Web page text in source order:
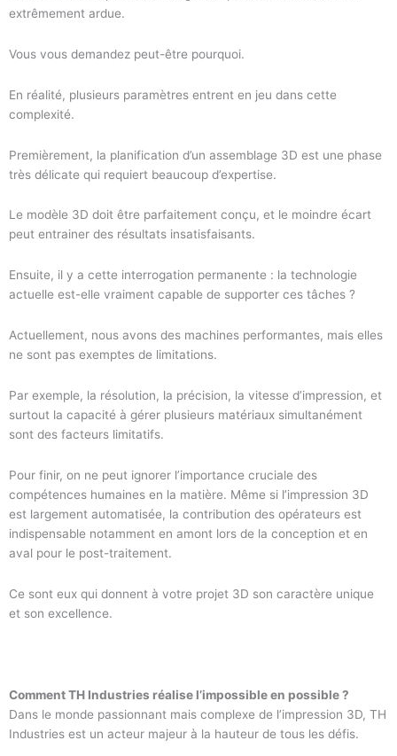
extrêmement ardue.
Vous vous demandez peut-être pourquoi.
En réalité, plusieurs paramètres entrent en jeu dans cette
complexité.
Premièrement, la planification d’un assemblage 3D est une phase
très délicate qui requiert beaucoup d’expertise.
Le modèle 3D doit être parfaitement conçu, et le moindre écart
peut entrainer des résultats insatisfaisants.
Ensuite, il y a cette interrogation permanente : la technologie
actuelle est-elle vraiment capable de supporter ces tâches ?
Actuellement, nous avons des machines performantes, mais elles
ne sont pas exemptes de limitations.
Par exemple, la résolution, la précision, la vitesse d’impression, et
surtout la capacité à gérer plusieurs matériaux simultanément
sont des facteurs limitatifs.
Pour finir, on ne peut ignorer l’importance cruciale des
compétences humaines en la matière. Même si l’impression 3D
est largement automatisée, la contribution des opérateurs est
indispensable notamment en amont lors de la conception et en
aval pour le post-traitement.
Ce sont eux qui donnent à votre projet 3D son caractère unique
et son excellence.
Comment TH Industries réalise l’impossible en possible ?
Dans le monde passionnant mais complexe de l’impression 3D, TH
Industries est un acteur majeur à la hauteur de tous les défis.